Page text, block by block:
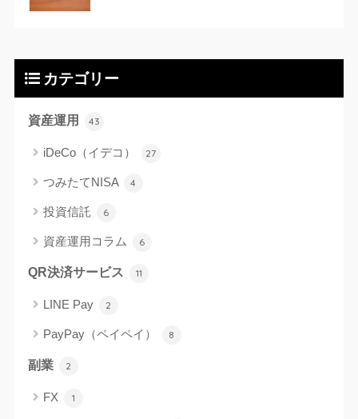
カテゴリー
資産運用 43
iDeCo（イデコ） 27
つみたてNISA 4
投資信託 6
資産運用コラム 6
QR決済サービス 11
LINE Pay 2
PayPay（ペイペイ） 8
副業 2
FX 1